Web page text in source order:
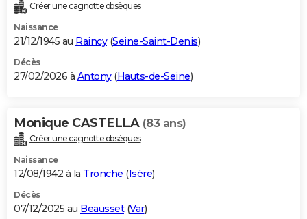
Créer une cagnotte obsèques
Naissance
21/12/1945 au Raincy(Seine-Saint-Denis)
Décès
27/02/2026 à Antony(Hauts-de-Seine)
Monique CASTELLA (83 ans)
Créer une cagnotte obsèques
Naissance
12/08/1942 à la Tronche (Isère)
Décès
07/12/2025 au Beausset(Var)